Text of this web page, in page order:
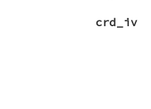
crd_iv